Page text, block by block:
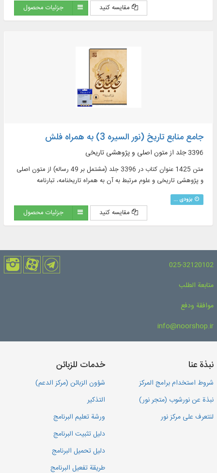
مقایسه کنید جزئیات محصول
جامع منابع تاریخ (نور السیره 3) به همراه فلش
3396 جلد از متون اصلی و پژوهشی تاریخی
متن 1425 عنوان کتاب در 3396 جلد (مشتمل بر 49 رساله) از متون اصلی
و پژوهشی تاریخی و علوم مرتبط به آن به همراه تاریخنامه، تبارنامه
بزودی ...
مقایسه کنید جزئیات محصول
025-32120102
متابعة الطلب
موافقة ودفع
info@noorshop.ir
نبذة عنا
شروط استخدام برامج المركز
نبذة عن نورشوب (متجر نور)
لنتعرف على مركز نور
خدمات للزبائن
شؤون الزبائن (مركز الدعم)
التذكير
ورشة تعليم البرنامج
دليل تثبيت البرنامج
دليل تحميل البرنامج
طريقة تفعيل البرنامج